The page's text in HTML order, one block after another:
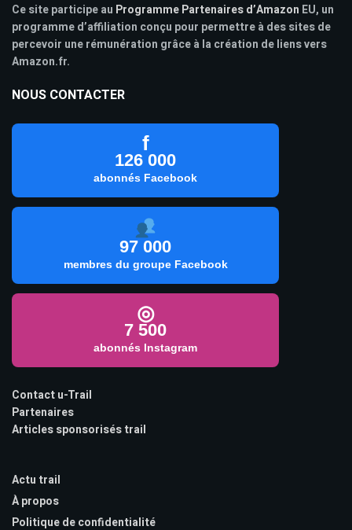
Ce site participe au Programme Partenaires d’Amazon EU, un
programme d’affiliation conçu pour permettre à des sites de
percevoir une rémunération grâce à la création de liens vers
Amazon.fr.
NOUS CONTACTER
f
126 000
abonnés Facebook
97 000
membres du groupe Facebook
◎
7 500
abonnés Instagram
Contact u-Trail
Partenaires
Articles sponsorisés trail
Actu trail
À propos
Politique de confidentialité